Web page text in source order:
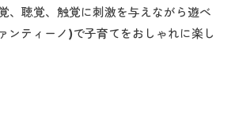
、聴覚、触覚に刺激を与えながら遊べ
ティーノ)で子育てをおしゃれに楽し